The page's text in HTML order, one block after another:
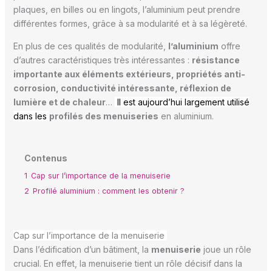
plaques, en billes ou en lingots, l’aluminium peut prendre
différentes formes, grâce à sa modularité et à sa légèreté.
En plus de ces qualités de modularité, l’aluminium offre
d’autres caractéristiques très intéressantes : résistance
importante aux éléments extérieurs, propriétés anti-
corrosion, conductivité intéressante, réflexion de
lumière et de chaleur… Il est aujourd’hui largement utilisé
dans les profilés des menuiseries en aluminium.
Contenus
1 Cap sur l’importance de la menuiserie
2 Profilé aluminium : comment les obtenir ?
Cap sur l’importance de la menuiserie
Dans l’édification d’un bâtiment, la menuiserie joue un rôle
crucial. En effet, la menuiserie tient un rôle décisif dans la